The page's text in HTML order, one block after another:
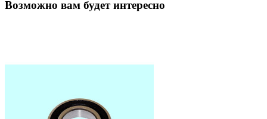
Возможно вам будет интересно